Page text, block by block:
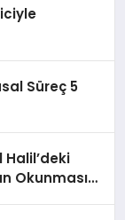
Süreç 5
Halil’deki
Okunmasını